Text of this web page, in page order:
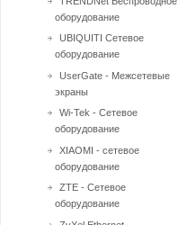
оборудование
UBIQUITI Сетевое
оборудование
UserGate - Межсетевые
экраны
Wi-Tek - Сетевое
оборудование
XIAOMI - сетевое
оборудование
ZTE - Сетевое
оборудование